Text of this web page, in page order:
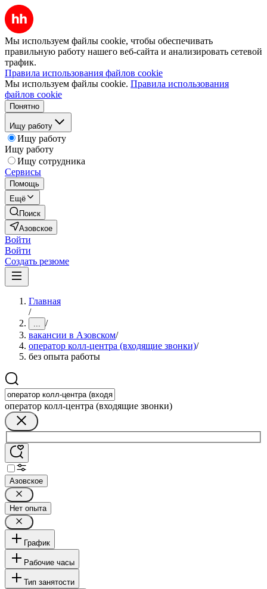
Мы используем файлы cookie, чтобы обеспечивать
правильную работу нашего веб-сайта и анализировать сетевой
трафик.
Правила использования файлов cookie
Мы используем файлы cookie. Правила использования
файлов cookie
Понятно
Ищу работу
Ищу работу
Ищу работу
Ищу сотрудника
Сервисы
Помощь
Ещё
Поиск
Азовское
Войти
Войти
Создать резюме
Главная
/
... /
вакансии в Азовском/
оператор колл-центра (входящие звонки)/
без опыта работы
оператор колл-центра (входящие звонки)
Азовское
Нет опыта
График
Рабочие часы
Тип занятости